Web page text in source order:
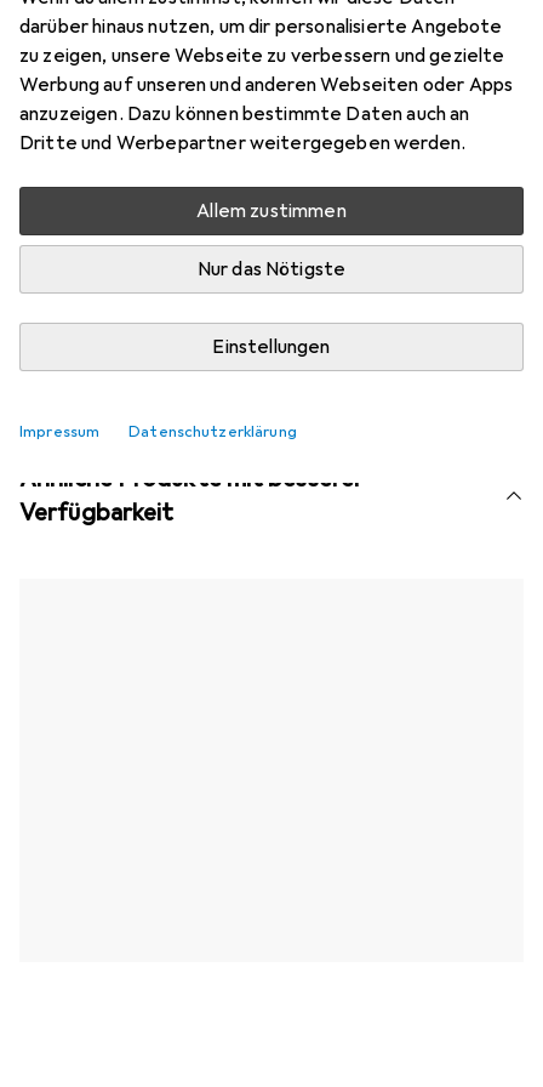
darüber hinaus nutzen, um dir personalisierte Angebote
zu zeigen, unsere Webseite zu verbessern und gezielte
Werbung auf unseren und anderen Webseiten oder Apps
anzuzeigen. Dazu können bestimmte Daten auch an
Dritte und Werbepartner weitergegeben werden.
Allem zustimmen
Nur das Nötigste
Einstellungen
Impressum Datenschutzerklärung
Bewertungen
Aktuell nicht lieferbar
Vergleichen
Kostenloser Versand ab 30,– i
Ähnliche Produkte mit besserer
Verfügbarkeit